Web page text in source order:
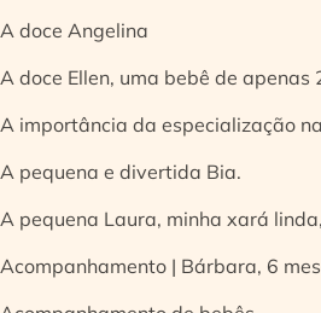
A doce Angelina
A doce Ellen, uma bebê de apenas
A importância da especialização
A pequena e divertida Bia.
A pequena Laura, minha xará
Acompanhamento | Bárbara, 6